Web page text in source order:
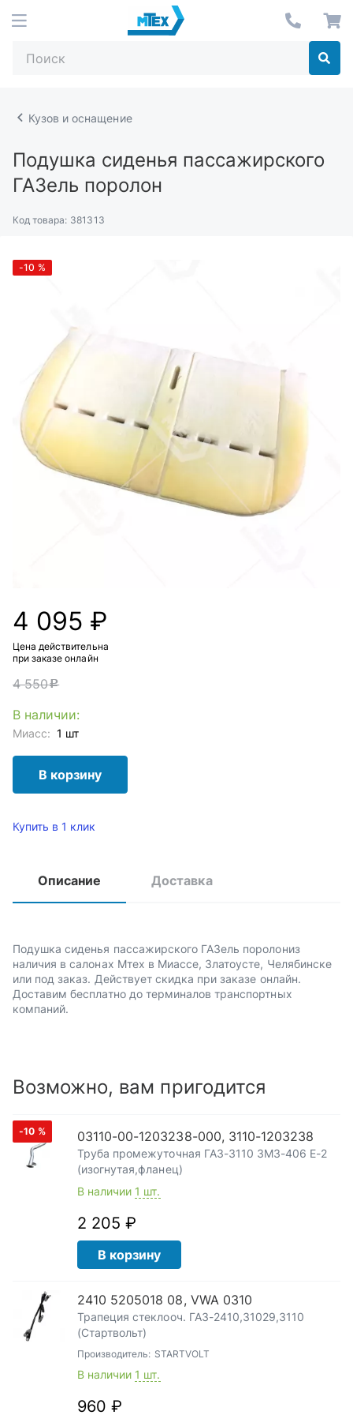
Кузов и оснащение
Подушка сиденья пассажирского
ГАЗель поролон
Код товара: 381313
-10 %
4 095 ₽
Цена действительна
при заказе онлайн
4 550c
В наличии:
Миасс: 1 шт
В корзину
Купить в 1 клик
Описание Доставка
Подушка сиденья пассажирского ГАЗель поролониз
наличия в салонах Мтех в Миассе, Златоусте, Челябинске
или под заказ. Действует скидка при заказе онлайн.
Доставим бесплатно до терминалов транспортных
компаний.
Возможно, вам пригодится
-10 % 03110-00-1203238-000, 3110-1203238
Труба промежуточная ГАЗ-3110 ЗМЗ-406 Е-2
(изогнутая,фланец)
В наличии 1 шт.
2 205 ₽
В корзину
2410 5205018 08, VWA 0310
Трапеция стеклооч. ГАЗ-2410,31029,3110
(Стартвольт)
Производитель: STARTVOLT
В наличии 1 шт.
960 ₽